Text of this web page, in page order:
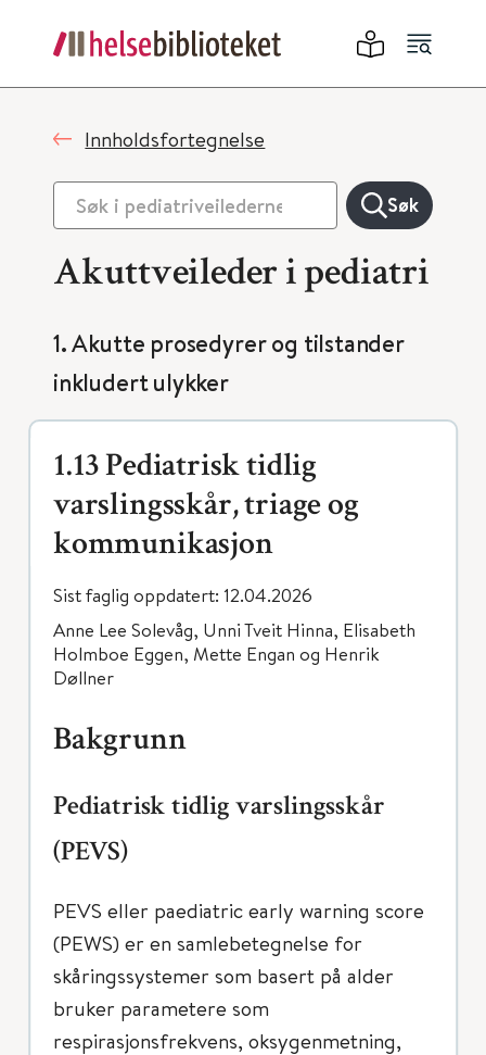
Innholdsfortegnelse
Søk
Akuttveileder i pediatri
1. Akutte prosedyrer og tilstander
inkludert ulykker
1.13 Pediatrisk tidlig
varslingsskår, triage og
kommunikasjon
Sist faglig oppdatert: 12.04.2026
Anne Lee Solevåg, Unni Tveit Hinna, Elisabeth
Holmboe Eggen, Mette Engan og Henrik
Døllner
Bakgrunn
Pediatrisk tidlig varslingsskår
(PEVS)
PEVS eller paediatric early warning score
(PEWS) er en samlebetegnelse for
skåringssystemer som basert på alder
bruker parametere som
respirasjonsfrekvens, oksygenmetning,